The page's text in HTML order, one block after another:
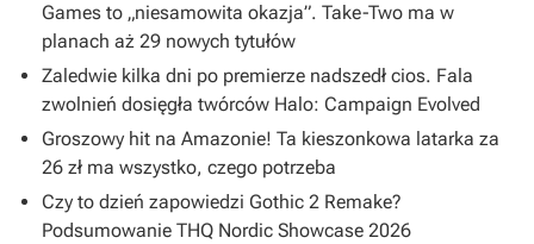
Games to „niesamowita okazja”. Take-Two ma w
planach aż 29 nowych tytułów
Zaledwie kilka dni po premierze nadszedł cios. Fala
zwolnień dosięgła twórców Halo: Campaign Evolved
Groszowy hit na Amazonie! Ta kieszonkowa latarka za
26 zł ma wszystko, czego potrzeba
Czy to dzień zapowiedzi Gothic 2 Remake?
Podsumowanie THQ Nordic Showcase 2026